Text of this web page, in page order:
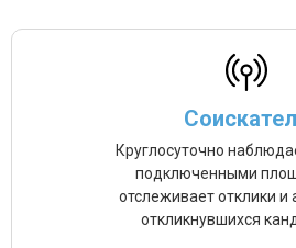
Круглосуточно
подключенными
отслеживает отклики и
откликнувшихся